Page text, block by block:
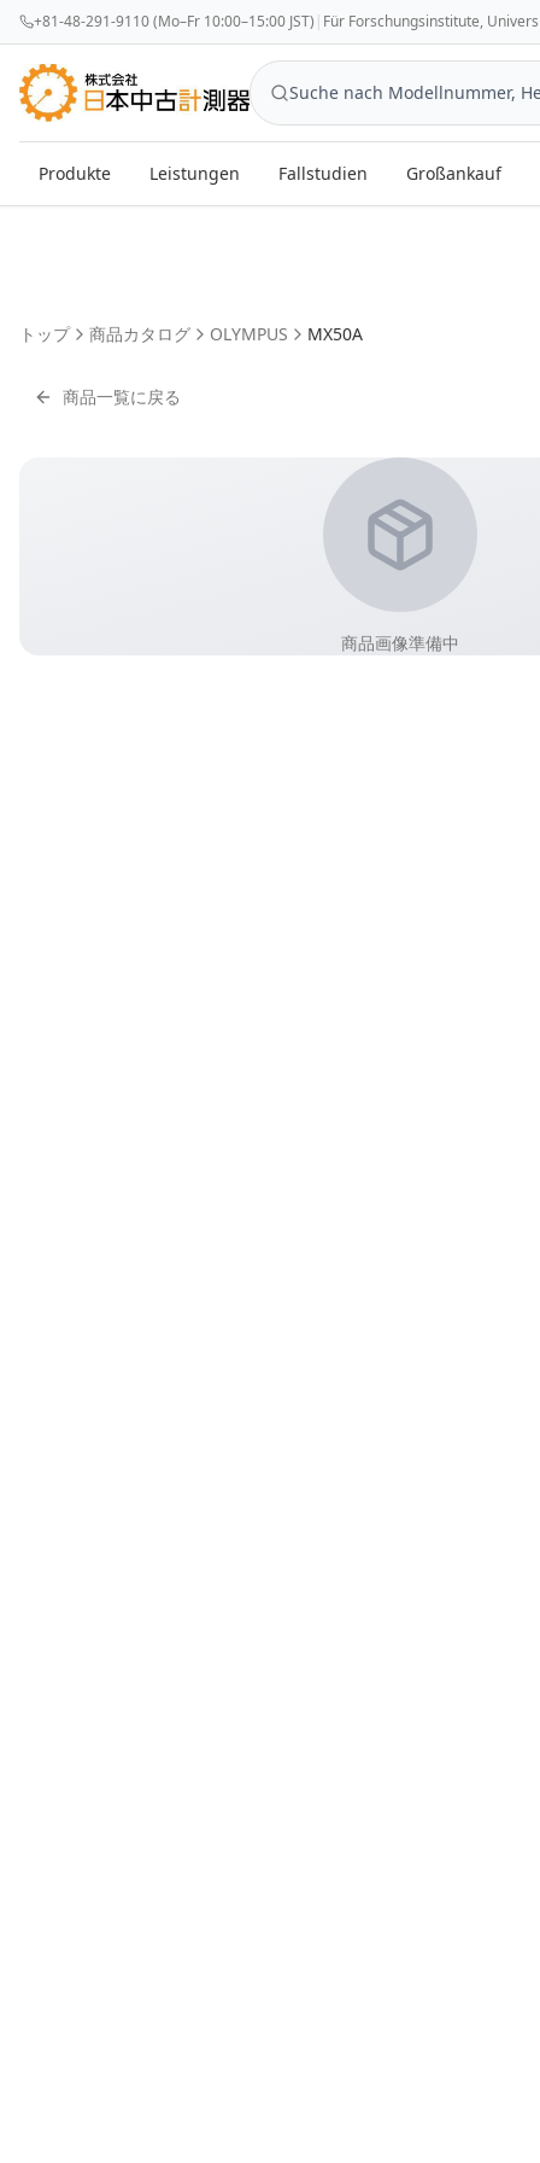
+81-48-291-9110 (Mo–Fr 10:00–15:00 JST) | Für Forschungsinstitute,
Produkte Leistungen Fallstudien Großankauf
トップ 商品カタログ OLYMPUS MX50A
商品一覧に戻る
商品画像準備中